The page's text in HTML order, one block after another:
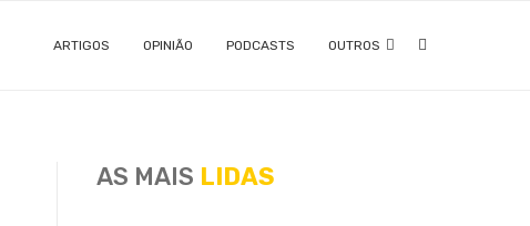
ARTIGOS OPINIÃO PODCASTS OUTROS
AS MAIS LIDAS